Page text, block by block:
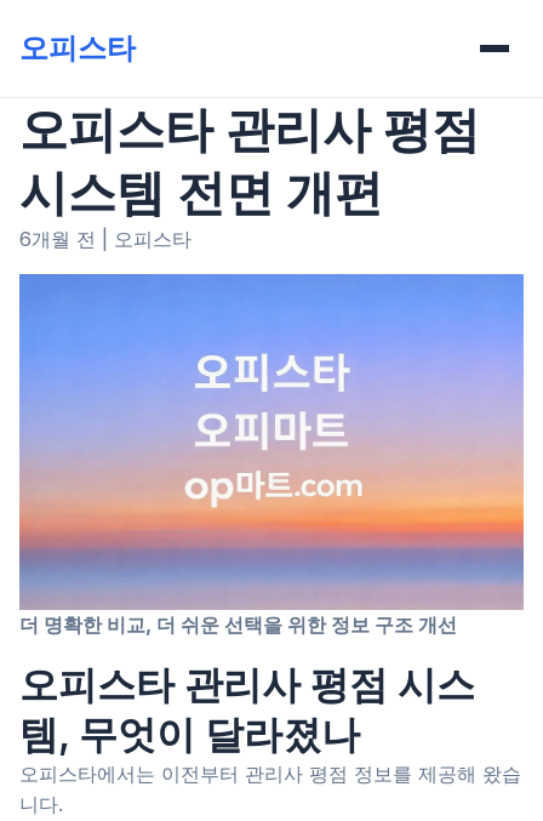
오피스타
오피스타 관리사 평점
시스템 전면 개편
6개월 전 오피스타
더 명확한 비교, 더 쉬운 선택을 위한 정보 구조 개선
오피스타 관리사 평점 시스
템, 무엇이 달라졌나
오피스타에서는 이전부터 관리사 평점 정보를 제공해 왔습
니다.